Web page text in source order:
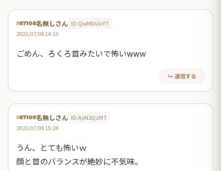
#87108名無しさん ID:QwMDUxYT
2023/07/08 14:10
ごめん、ろくろ首みたいで怖いwww
↳ 返信する
#87109名無しさん ID:AyN2QzMT
2023/07/08 15:24
うん、とても怖いｗ
顔と首のバランスが絶妙に不気味。